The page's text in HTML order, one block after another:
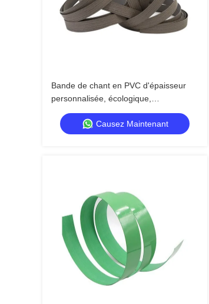
Bande de chant en PVC d'épaisseur
personnalisée, écologique,
imperméable, avec une forte
adhérence et flexibilité pour un
emballage de haute qualité
Causez Maintenant